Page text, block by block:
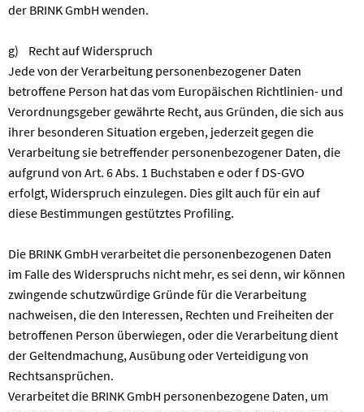
der BRINK GmbH wenden.
g) Recht auf Widerspruch
Jede von der Verarbeitung personenbezogener Daten
betroffene Person hat das vom Europäischen Richtlinien- und
Verordnungsgeber gewährte Recht, aus Gründen, die sich aus
ihrer besonderen Situation ergeben, jederzeit gegen die
Verarbeitung sie betreffender personenbezogener Daten, die
aufgrund von Art. 6 Abs. 1 Buchstaben e oder f DS-GVO
erfolgt, Widerspruch einzulegen. Dies gilt auch für ein auf
diese Bestimmungen gestütztes Profiling.
Die BRINK GmbH verarbeitet die personenbezogenen Daten
im Falle des Widerspruchs nicht mehr, es sei denn, wir können
zwingende schutzwürdige Gründe für die Verarbeitung
nachweisen, die den Interessen, Rechten und Freiheiten der
betroffenen Person überwiegen, oder die Verarbeitung dient
der Geltendmachung, Ausübung oder Verteidigung von
Rechtsansprüchen.
Verarbeitet die BRINK GmbH personenbezogene Daten, um